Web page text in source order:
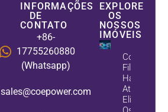
INFORMAÇÕES
DE
CONTATO
+86-
17755260880
(Whatsapp)
sales@coepower.com
EXPLORE
OS
NOSSOS
IMÓVEIS
Como Os
Filtros
Ativos
Eliminam